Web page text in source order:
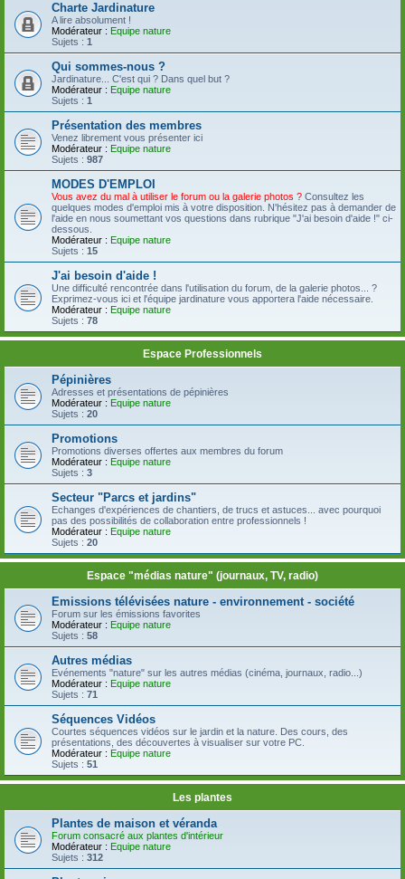
Charte Jardinature
A lire absolument !
Modérateur : Equipe nature
Sujets : 1
Qui sommes-nous ?
Jardinature... C'est qui ? Dans quel but ?
Modérateur : Equipe nature
Sujets : 1
Présentation des membres
Venez librement vous présenter ici
Modérateur : Equipe nature
Sujets : 987
MODES D'EMPLOI
Vous avez du mal à utiliser le forum ou la galerie photos ? Consultez les
quelques modes d'emploi mis à votre disposition. N'hésitez pas à demander de
l'aide en nous soumettant vos questions dans rubrique "J'ai besoin d'aide !" ci-
dessous.
Modérateur : Equipe nature
Sujets : 15
J'ai besoin d'aide !
Une difficulté rencontrée dans l'utilisation du forum, de la galerie photos... ?
Exprimez-vous ici et l'équipe jardinature vous apportera l'aide nécessaire.
Modérateur : Equipe nature
Sujets : 78
Espace Professionnels
Pépinières
Adresses et présentations de pépinières
Modérateur : Equipe nature
Sujets : 20
Promotions
Promotions diverses offertes aux membres du forum
Modérateur : Equipe nature
Sujets : 3
Secteur "Parcs et jardins"
Echanges d'expériences de chantiers, de trucs et astuces... avec pourquoi
pas des possibilités de collaboration entre professionnels !
Modérateur : Equipe nature
Sujets : 20
Espace "médias nature" (journaux, TV, radio)
Emissions télévisées nature - environnement - société
Forum sur les émissions favorites
Modérateur : Equipe nature
Sujets : 58
Autres médias
Evénements "nature" sur les autres médias (cinéma, journaux, radio...)
Modérateur : Equipe nature
Sujets : 71
Séquences Vidéos
Courtes séquences vidéos sur le jardin et la nature. Des cours, des
présentations, des découvertes à visualiser sur votre PC.
Modérateur : Equipe nature
Sujets : 51
Les plantes
Plantes de maison et véranda
Forum consacré aux plantes d'intérieur
Modérateur : Equipe nature
Sujets : 312